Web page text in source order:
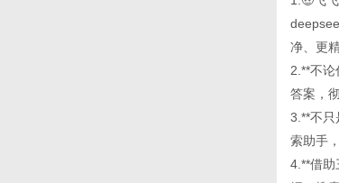
净、更
2.**不
答案，
3.**不只
索助手
4.**借助